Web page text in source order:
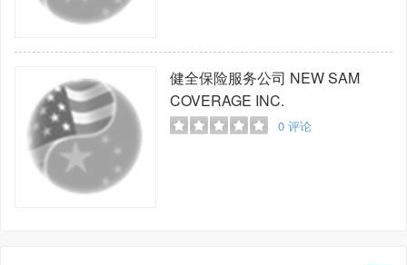
健全保险服务公司 NEW SAM
COVERAGE INC.
0评论